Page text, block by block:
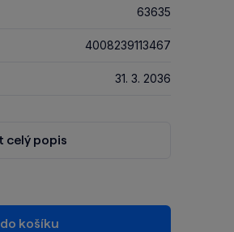
63635
4008239113467
31. 3. 2036
celý popis
košíku